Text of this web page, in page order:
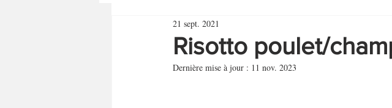
Mes gourmandises - les gâteaux du b
Mes gourmandises - plaisirs d'enfan
Risotto poulet/
21 sept. 2021
Dernière mise à jour : 11 nov. 2023